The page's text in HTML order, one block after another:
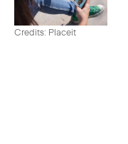
Credits: Placeit